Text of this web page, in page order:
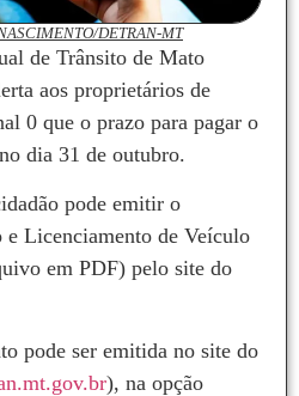
DETRAN-MT
de Trânsito de Mato
aos proprietários de
0 que o prazo para pagar o
dia 31 de outubro.
pode emitir o
Licenciamento de Veículo
em PDF) pelo site do
pode ser emitida no site do
), na opção